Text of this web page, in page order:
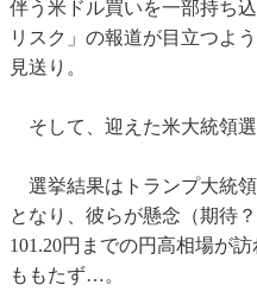
伴う米ドル買いを一部持ち
リスク」の報道が目立つよ
見送り。
そして、迎えた米大統領選
選挙結果はトランプ大統
となり、彼らが懸念（期待
101.20円までの円高相場が
ももたず…。